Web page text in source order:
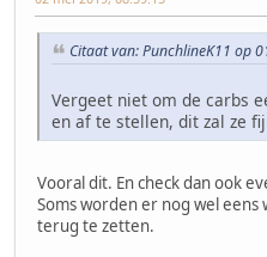
Citaat van: PunchlineK11 op
Vergeet niet om de carbs
en af te stellen, dit zal ze
Vooral dit. En check dan ook
Soms worden er nog wel
terug te zetten.